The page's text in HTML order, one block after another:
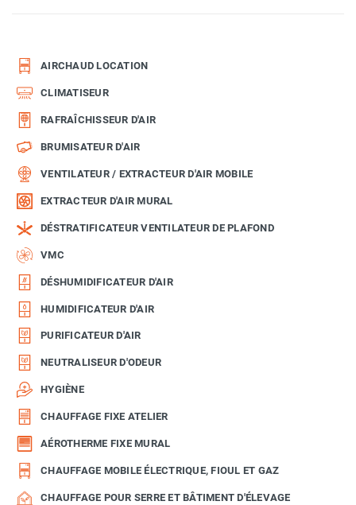
AIRCHAUD LOCATION
CLIMATISEUR
RAFRAÎCHISSEUR D'AIR
BRUMISATEUR D'AIR
VENTILATEUR / EXTRACTEUR D'AIR MOBILE
EXTRACTEUR D'AIR MURAL
DÉSTRATIFICATEUR VENTILATEUR DE PLAFOND
VMC
DÉSHUMIDIFICATEUR D'AIR
HUMIDIFICATEUR D'AIR
PURIFICATEUR D'AIR
NEUTRALISEUR D'ODEUR
HYGIÈNE
CHAUFFAGE FIXE ATELIER
AÉROTHERME FIXE MURAL
CHAUFFAGE MOBILE ÉLECTRIQUE, FIOUL ET GAZ
CHAUFFAGE POUR SERRE ET BÂTIMENT D'ÉLEVAGE